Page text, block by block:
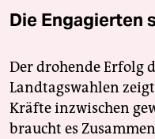
Die Engagierten
Der drohende Erfolg
Landtagswahlen
Kräfte inzwischen
braucht es